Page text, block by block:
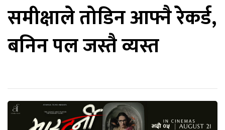
समीक्षाले तोडिन आफ्नै रेकर्ड,
बनिन पल जस्तै व्यस्त